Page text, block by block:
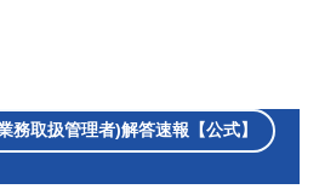
務取扱管理者)解答速報【公式】